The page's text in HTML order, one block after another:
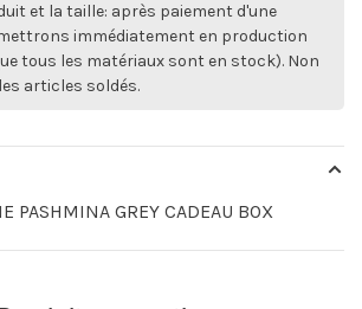
et la taille: après paiement d'une
immédiatement en production
tous les matériaux sont en stock). Non
articles soldés.
PASHMINA GREY CADEAU BOX